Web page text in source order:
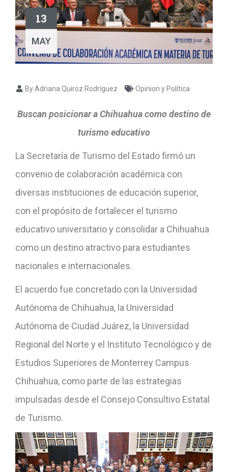
13
MAY
By Adriana Quiroz Rodríguez Opinion y Política
Buscan posicionar a Chihuahua como destino de
turismo educativo
La Secretaría de Turismo del Estado firmó un
convenio de colaboración académica con
diversas instituciones de educación superior,
con el propósito de fortalecer el turismo
educativo universitario y consolidar a Chihuahua
como un destino atractivo para estudiantes
nacionales e internacionales.
El acuerdo fue concretado con la Universidad
Autónoma de Chihuahua, la Universidad
Autónoma de Ciudad Juárez, la Universidad
Regional del Norte y el Instituto Tecnológico y de
Estudios Superiores de Monterrey Campus
Chihuahua, como parte de las estrategias
impulsadas desde el Consejo Consultivo Estatal
de Turismo.